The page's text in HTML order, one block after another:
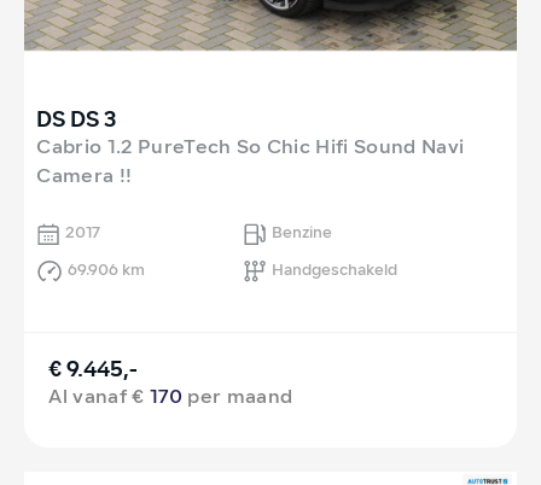
DS DS 3
Cabrio 1.2 PureTech So Chic Hifi Sound Navi
Camera !!
2017
Benzine
69.906 km
Handgeschakeld
€ 9.445,-
Al vanaf €170 per maand